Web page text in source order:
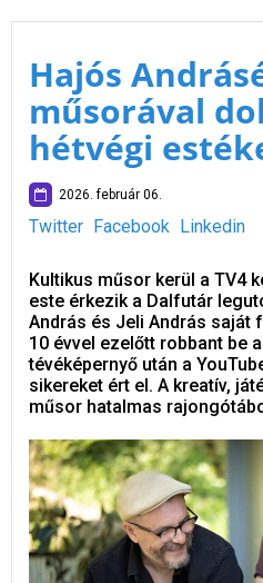
Hajós
műsorával
hétvégi
2026. február 06.
Twitter Facebook Linkedin
Kultikus műsor kerül a TV4
este érkezik a Dalfutár
András és Jeli András saját
10 évvel ezelőtt robbant be
tévéképernyő után a
sikereket ért el. A kreatív,
műsor hatalmas